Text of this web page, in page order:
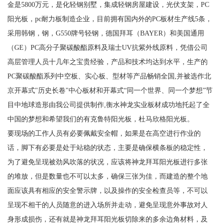
金是5800万元，是化轻钢别墅，集成轻钢房屋建设，光伏支架，PC
阳光板，pc耐力板制造企业，目前拥有国内外的PC板材生产线5条，
采用韩钢，钢，G550牌号轻钢，德国拜耳（BAYER）和美国通用
（GE）PC高分子聚碳酸酯原料及瑞士UV抗紫外线原料，凭借公司
高层管理人员十几年之宝贵经验，产品和技术均达到水平，生产的
PC聚碳酸酯系列中空板、实心板、型材等产品畅销全国,并被选作北
京开幕式"历史长卷"中心板材和开幕式“同一个世界、同一个梦想”节
目中地球造形由我公司提供制作,衡水神龙实业板材成功地托起了全
中国的梦想和希望我们的有克鲁特阳光板，杜马欣格阳光板。
要现场的工作人员有必要佩戴安全帽，如果是在高空进行作业的
话，脚下有必要是处于站稳的状态，主要是确保横条板的稳定性，
为了避免呈现被劲风吹落的状况，应该将神龙拜耳阳光板进行多张
的堆放，但是数量也不可以太多，确保三张为佳，而建造的整个地
面应该具有相应的安全警示牌，以及操作的安全检查员等，不可以
呈现不相干的人员随意的进入场所并走动，避免呈现意外事故对人
身形成损伤，还有就是神龙拜耳阳光板切除来的多余边角材料，及